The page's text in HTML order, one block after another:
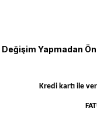
Değişim Yapmadan
Kredi kartı ile